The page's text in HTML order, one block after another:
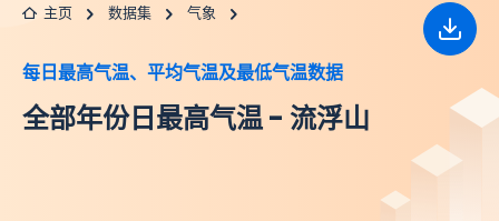
主页 数据集 气象
每日最高气温、平均气温及最低气温数据
全部年份日最高气温 - 流浮山
下载